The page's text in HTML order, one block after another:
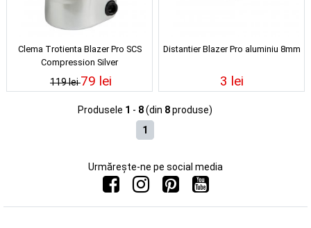
Clema Trotienta Blazer Pro SCS
Compression Silver
119 lei79 lei
Distantier Blazer Pro aluminiu 8mm
3 lei
Produsele 1 - 8(din 8produse)
1
Urmărește-ne pe social media